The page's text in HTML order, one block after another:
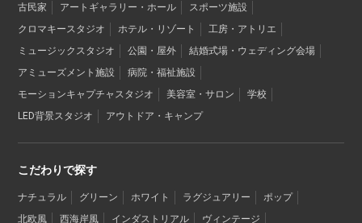
古民家
アートギャラリー・ホール
スポーツ施設
クロマキースタジオ
ホテル・リゾート
工房・アトリエ
ミュージックスタジオ
公園・屋外
結婚式場・ウェディング会場
アミューズメント施設
病院・福祉施設
モーションキャプチャスタジオ
美容室・サロン
学校
LED背景スタジオ
アウトドア・キャンプ
こだわりで探す
ナチュラル グリーン ホワイト ラグジュアリー
ポップ
北欧風
西海岸風 インダストリアル
ヴィンテージ